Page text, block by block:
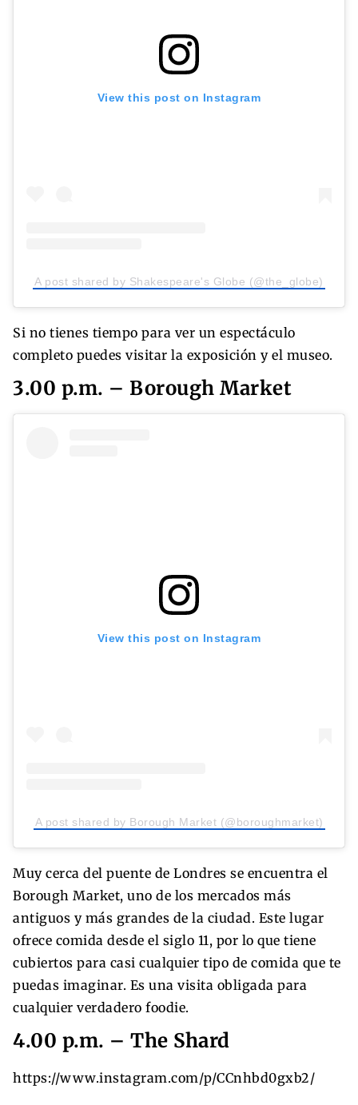
View this post on Instagram
A post shared by Shakespeare's Globe (@the_globe)
Si no tienes tiempo para ver un espectáculo
completo puedes visitar la exposición y el museo.
3.00 p.m. – Borough Market
View this post on Instagram
A post shared by Borough Market (@boroughmarket)
Muy cerca del puente de Londres se encuentra el
Borough Market, uno de los mercados más
antiguos y más grandes de la ciudad. Este lugar
ofrece comida desde el siglo 11, por lo que tiene
cubiertos para casi cualquier tipo de comida que te
puedas imaginar. Es una visita obligada para
cualquier verdadero foodie.
4.00 p.m. – The Shard
https://www.instagram.com/p/CCnhbd0gxb2/